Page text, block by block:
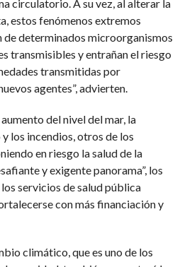
circulatorio. A su vez, al alterar la
estos fenómenos extremos
determinados microorganismos
transmisibles y entrañan el riesgo
transmitidas por
agentes”, advierten.
del nivel del mar, la
los incendios, otros de los
en riesgo la salud de la
y exigente panorama”, los
servicios de salud pública
con más financiación y
climático, que es uno de los